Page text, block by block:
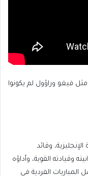
فيغو وراؤول لم يكونوا
وقائد
وقيادته القوية، وأداؤه
من أفضل المباريات الفردية في